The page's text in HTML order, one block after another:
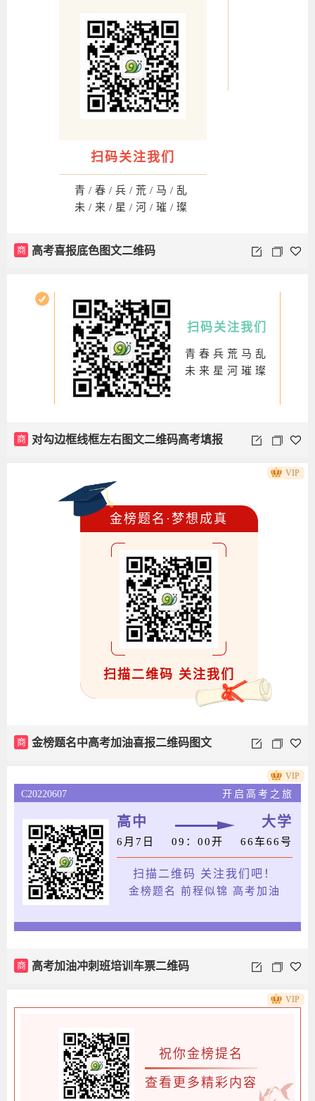
扫码关注我们
青/春/兵/荒/马/乱
未/来/星/河/璀/璨
商 高考喜报底色图文二维码
扫码关注我们
青春兵荒马乱
未来星河璀璨
商 对勾边框线框左右图文二维码高考填报
金榜题名·梦想成真
扫描二维码 关注我们
商 金榜题名中高考加油喜报二维码图文
VIP
C20220607 开启高考之旅
高中 大学
6月7日 09：00开 66车66号
扫描二维码 关注我们吧！
金榜题名 前程似锦 高考加油
商 高考加油冲刺班培训车票二维码
VIP
祝你金榜提名
查看更多精彩内容
VIP